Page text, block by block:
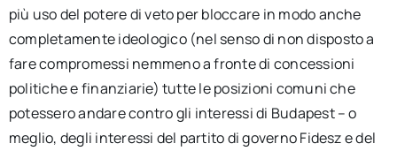
più uso del potere di veto per bloccare in modo anche
completamente ideologico (nel senso di non disposto a
fare compromessi nemmeno a fronte di concessioni
politiche e finanziarie) tutte le posizioni comuni che
potessero andare contro gli interessi di Budapest – o
meglio, degli interessi del partito di governo Fidesz e del